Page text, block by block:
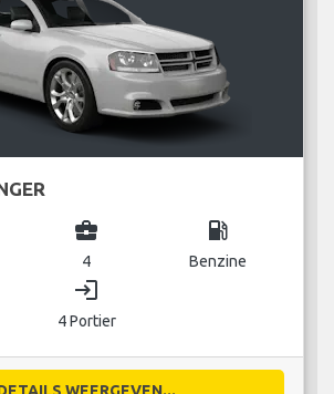
business_center
4
local_gas_station
Benzine
login
4 Portier
WEERGEVEN...